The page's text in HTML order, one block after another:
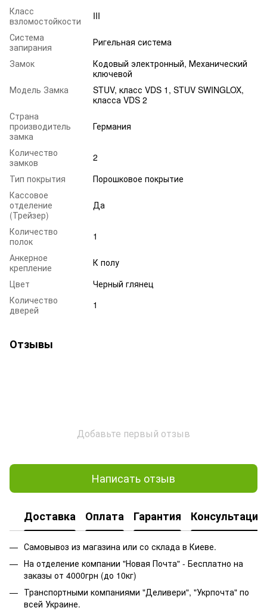
Класс
взломостойкости
III
Система
запирания
Ригельная система
Замок
Кодовый электронный, Механический
ключевой
Модель Замка
STUV, класс VDS 1, STUV SWINGLOX,
класса VDS 2
Страна
производитель
замка
Германия
Количество
замков
2
Тип покрытия
Порошковое покрытие
Кассовое
отделение
(Трейзер)
Да
Количество
полок
1
Анкерное
крепление
К полу
Цвет
Черный глянец
Количество
дверей
1
Отзывы
Добавьте первый отзыв
Написать отзыв
Доставка Оплата Гарантия Консультация
Самовывоз из магазина или со склада в Киеве.
На отделение компании "Новая Почта" - Бесплатно на
заказы от 4000грн (до 10кг)
Транспортными компаниями "Деливери", "Укрпочта" по
всей Украине.